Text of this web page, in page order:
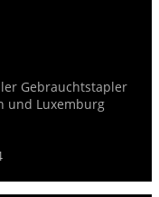
Gebrauchtstapler
und Luxemburg